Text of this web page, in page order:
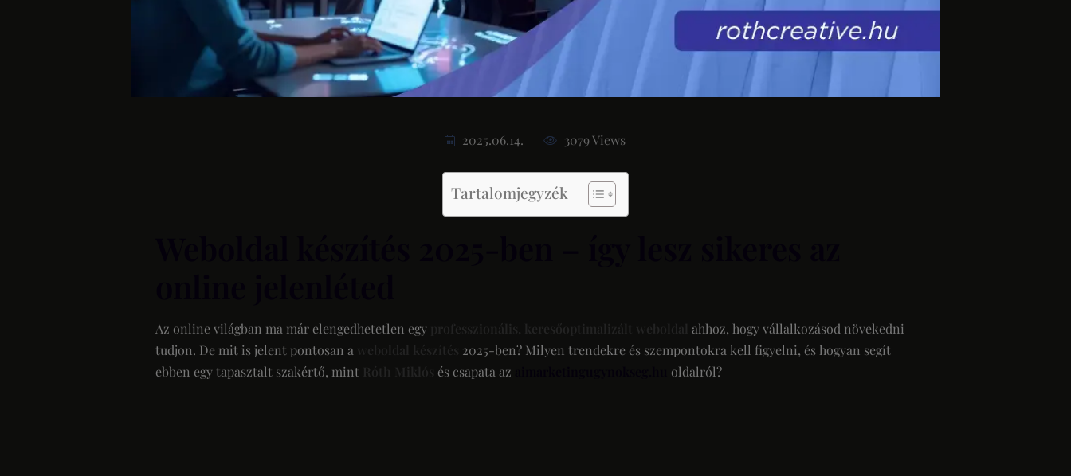
2025.06.14. 3079 Views
Tartalomjegyzék
Az online világban ma már elengedhetetlen egy professzionális, keresőoptimalizált weboldal
ahhoz, hogy vállalkozásod növekedni
tudjon. De mit is jelent pontosan a weboldal készítés 2025-ben? Milyen trendekre és szempontokra kell figyelni, és hogyan segít
ebben egy tapasztalt szakértő, mint
Róth Miklós és csapata az oldalról?